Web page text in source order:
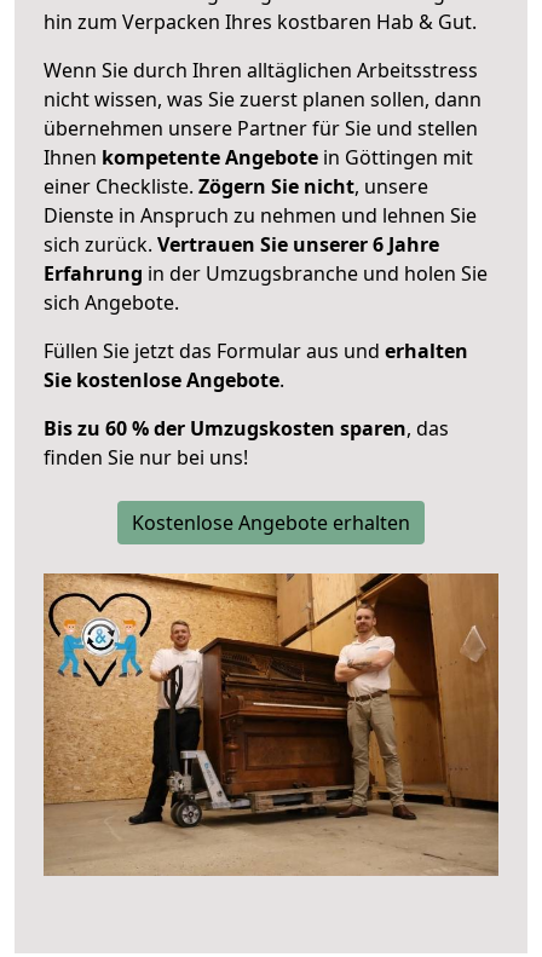
hin zum Verpacken Ihres kostbaren Hab & Gut.
Wenn Sie durch Ihren alltäglichen Arbeitsstress
nicht wissen, was Sie zuerst planen sollen, dann
übernehmen unsere Partner für Sie und stellen
Ihnen kompetente Angebote in Göttingen mit
einer Checkliste. Zögern Sie nicht, unsere
Dienste in Anspruch zu nehmen und lehnen Sie
sich zurück. Vertrauen Sie unserer 6 Jahre
Erfahrung in der Umzugsbranche und holen Sie
sich Angebote.
Füllen Sie jetzt das Formular aus und erhalten
Sie kostenlose Angebote.
Bis zu 60 % der Umzugskosten sparen, das
finden Sie nur bei uns!
Kostenlose Angebote erhalten